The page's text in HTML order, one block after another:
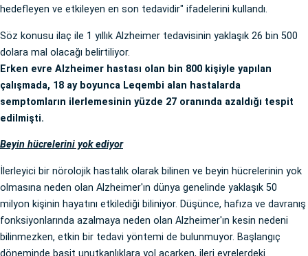
hedefleyen ve etkileyen en son tedavidir" ifadelerini kullandı.
Söz konusu ilaç ile 1 yıllık Alzheimer tedavisinin yaklaşık 26 bin 500
dolara mal olacağı belirtiliyor.
Erken evre Alzheimer hastası olan bin 800 kişiyle yapılan
çalışmada, 18 ay boyunca Leqembi alan hastalarda
semptomların ilerlemesinin yüzde 27 oranında azaldığı tespit
edilmişti.
Beyin hücrelerini yok ediyor
İlerleyici bir nörolojik hastalık olarak bilinen ve beyin hücrelerinin yok
olmasına neden olan Alzheimer'ın dünya genelinde yaklaşık 50
milyon kişinin hayatını etkilediği biliniyor. Düşünce, hafıza ve davranış
fonksiyonlarında azalmaya neden olan Alzheimer'ın kesin nedeni
bilinmezken, etkin bir tedavi yöntemi de bulunmuyor. Başlangıç
döneminde basit unutkanlıklara yol açarken, ileri evrelerdeki